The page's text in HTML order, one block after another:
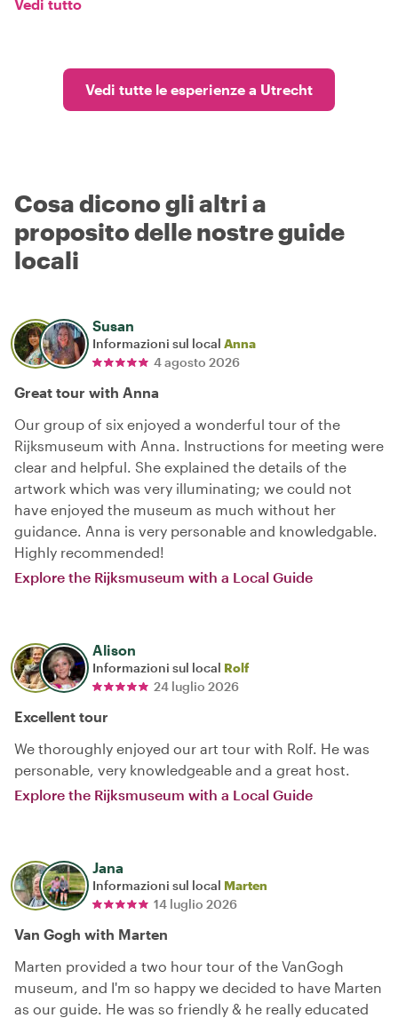
Vedi tutto
Vedi tutte le esperienze a Utrecht
Cosa dicono gli altri a
proposito delle nostre guide
locali
Susan
Informazioni sul local Anna
4 agosto 2026
Great tour with Anna
Our group of six enjoyed a wonderful tour of the
Rijksmuseum with Anna. Instructions for meeting were
clear and helpful. She explained the details of the
artwork which was very illuminating; we could not
have enjoyed the museum as much without her
guidance. Anna is very personable and knowledgable.
Highly recommended!
Explore the Rijksmuseum with a Local Guide
Alison
Informazioni sul local Rolf
24 luglio 2026
Excellent tour
We thoroughly enjoyed our art tour with Rolf. He was
personable, very knowledgeable and a great host.
Explore the Rijksmuseum with a Local Guide
Jana
Informazioni sul local Marten
14 luglio 2026
Van Gogh with Marten
Marten provided a two hour tour of the VanGogh
museum, and I'm so happy we decided to have Marten
as our guide. He was so friendly & he really educated